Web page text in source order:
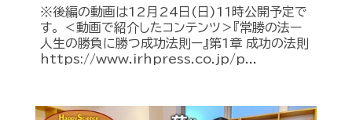
※後編の動画は12月24日(日)11時公開予定で
す。 ＜動画で紹介したコンテンツ＞『常勝の法ー
人生の勝負に勝つ成功法則ー』第1章 成功の法則
https://www.irhpress.co.jp/p...